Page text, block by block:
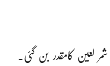
لعین کامقدر بن گئی۔